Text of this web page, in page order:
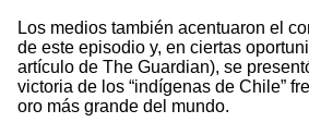
Los medios también acentuaron el
de este episodio y, en ciertas
artículo de The Guardian), se
victoria de los “indígenas de Chile”
oro más grande del mundo.